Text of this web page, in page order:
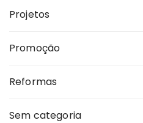
Projetos
Promoção
Reformas
Sem categoria